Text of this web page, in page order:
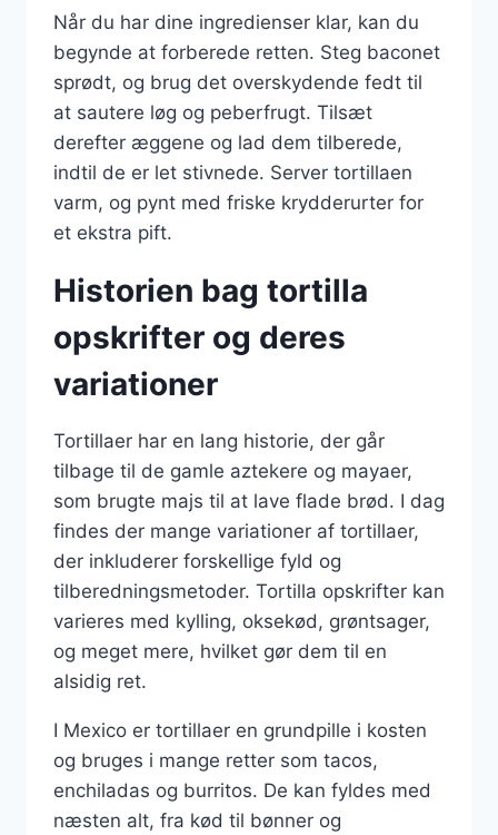
Når du har dine ingredienser klar, kan du
begynde at forberede retten. Steg baconet
sprødt, og brug det overskydende fedt til
at sautere løg og peberfrugt. Tilsæt
derefter æggene og lad dem tilberede,
indtil de er let stivnede. Server tortillaen
varm, og pynt med friske krydderurter for
et ekstra pift.
Historien bag tortilla
opskrifter og deres
variationer
Tortillaer har en lang historie, der går
tilbage til de gamle aztekere og mayaer,
som brugte majs til at lave flade brød. I dag
findes der mange variationer af tortillaer,
der inkluderer forskellige fyld og
tilberedningsmetoder. Tortilla opskrifter kan
varieres med kylling, oksekød, grøntsager,
og meget mere, hvilket gør dem til en
alsidig ret.
I Mexico er tortillaer en grundpille i kosten
og bruges i mange retter som tacos,
enchiladas og burritos. De kan fyldes med
næsten alt, fra kød til bønner og